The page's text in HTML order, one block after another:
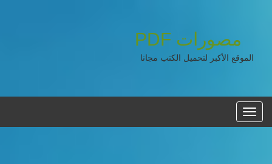
مصورات PDF
الموقع الأكبر لتحميل الكتب مجانا
القائمه
الرئيسية